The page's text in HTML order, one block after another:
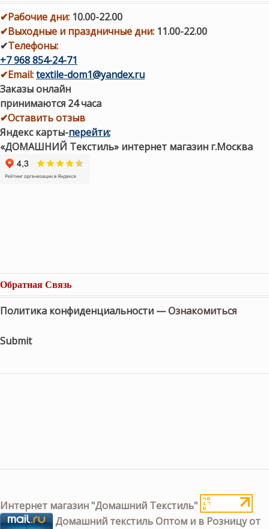
✔Рабочие дни: 10.00-22.00
✔Выходные и праздничные дни: 11.00-22.00
✔Телефоны:
+7 968 854-24-71
✔Email:textile-dom1@yandex.ru
Заказы онлайн
принимаются 24 часа
✔Оставить отзыв
Яндекс карты-перейти;
«ДОМАШНИЙ Текстиль» интернет магазин г.Москва
Обратная Связь
Политика конфиденциальности —Ознакомиться
Submit
Интернет магазин "Домашний Текстиль"
Домашний текстиль Оптом и в Розницу от